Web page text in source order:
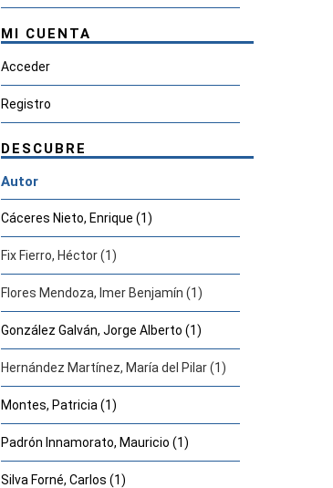
MI CUENTA
Acceder
Registro
DESCUBRE
Autor
Cáceres Nieto, Enrique (1)
Fix Fierro, Héctor (1)
Flores Mendoza, Imer Benjamín (1)
González Galván, Jorge Alberto (1)
Hernández Martínez, María del Pilar (1)
Montes, Patricia (1)
Padrón Innamorato, Mauricio (1)
Silva Forné, Carlos (1)